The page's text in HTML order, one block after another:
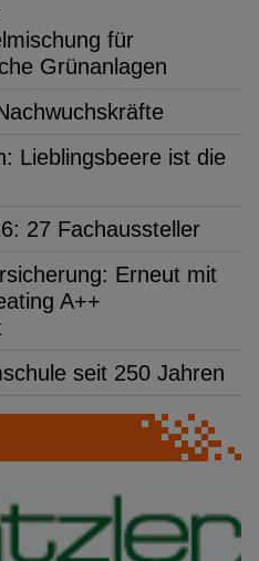
für
Grünanlagen
Lieblingsbeere ist die
27 Fachaussteller
Erneut mit
A++
seit 250 Jahren